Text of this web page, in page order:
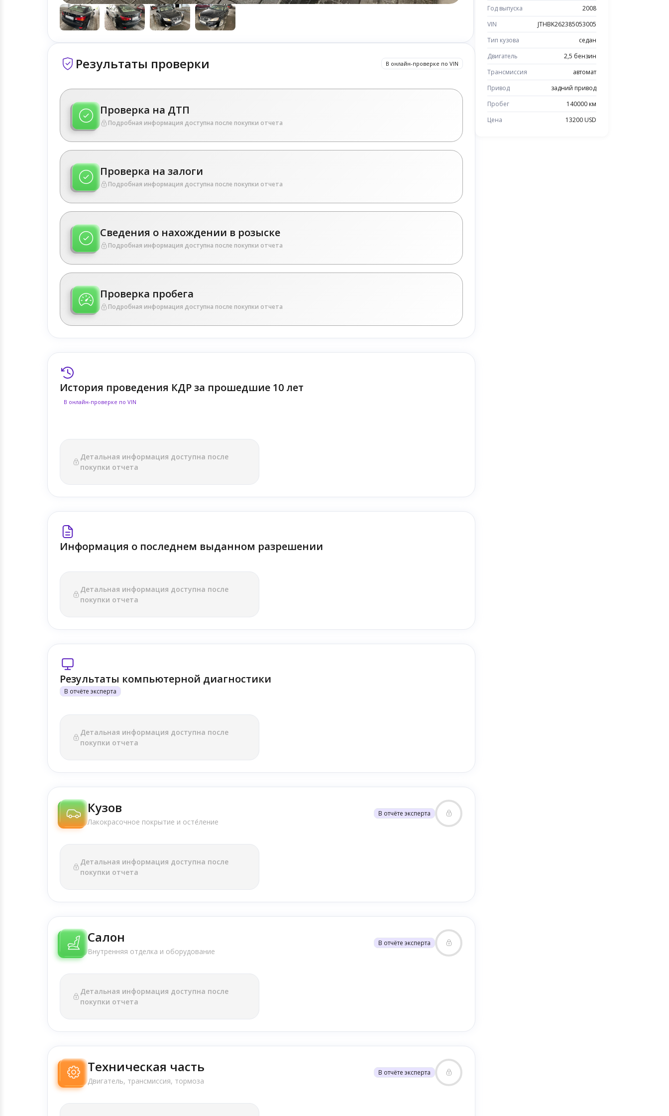
Результаты проверки В онлайн-проверке по VIN
Проверка на ДТП
Подробная информация доступна после покупки отчета
Проверка на залоги
Подробная информация доступна после покупки отчета
Сведения о нахождении в розыске
Подробная информация доступна после покупки отчета
Проверка пробега
Подробная информация доступна после покупки отчета
История проведения КДР за прошедшие 10 лет
В онлайн-проверке по VIN
Детальная информация доступна после
покупки отчета
Информация о последнем выданном разрешении
Детальная информация доступна после
покупки отчета
Результаты компьютерной диагностики
В отчёте эксперта
Детальная информация доступна после
покупки отчета
Кузов
Лакокрасочное покрытие и осте́ление
В отчёте эксперта
Детальная информация доступна после
покупки отчета
Салон
Внутренняя отделка и оборудование
В отчёте эксперта
Детальная информация доступна после
покупки отчета
Техническая часть
Двигатель, трансмиссия, тормоза
В отчёте эксперта
Год выпуска
2008
VIN
JTHBK262385053005
Тип кузова
седан
Двигатель
2,5 бензин
Трансмиссия
автомат
Привод
задний привод
Пробег
140000 км
Цена
13200 USD